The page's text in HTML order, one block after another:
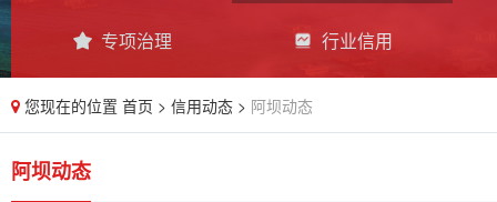
专项治理 行业信用
您现在的位置 首页 > 信用动态 > 阿坝动态
阿坝动态